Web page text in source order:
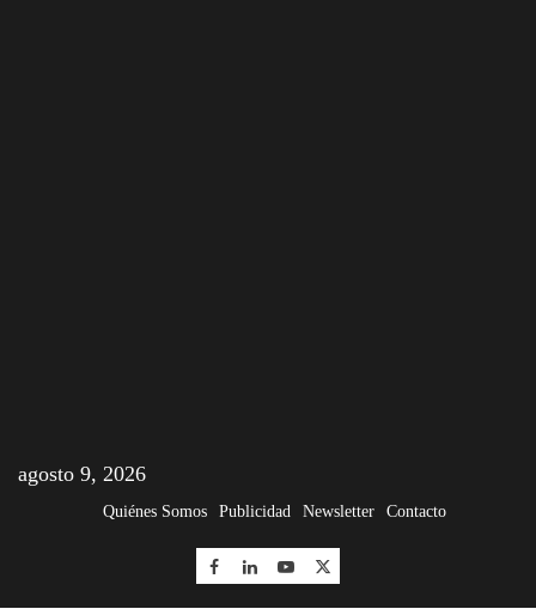
agosto 9, 2026
Quiénes Somos Publicidad Newsletter Contacto